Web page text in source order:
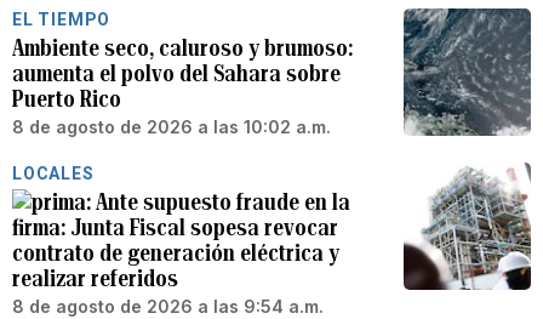
EL TIEMPO
Ambiente seco, caluroso y brumoso:
aumenta el polvo del Sahara sobre
Puerto Rico
8 de agosto de 2026 a las 10:02 a.m.
LOCALES
Ante supuesto fraude en la
firma: Junta Fiscal sopesa revocar
contrato de generación eléctrica y
realizar referidos
8 de agosto de 2026 a las 9:54 a.m.